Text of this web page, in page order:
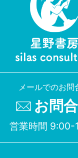
メールでのお問
お問
営業時間 9:00-